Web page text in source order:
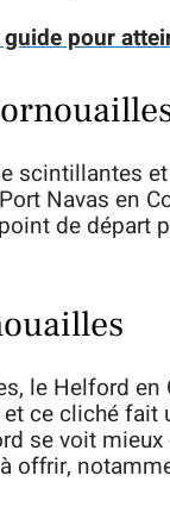
pour
scintillantes
Navas en
de départ
le Helford
ce cliché
se voit
offrir,